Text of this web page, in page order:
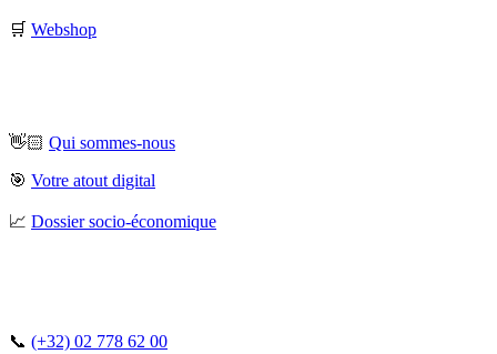
🛒 Webshop
👋🏻 Qui sommes-nous
🎯 Votre atout digital
📈 Dossier socio-économique
📞 (+32) 02 778 62 00